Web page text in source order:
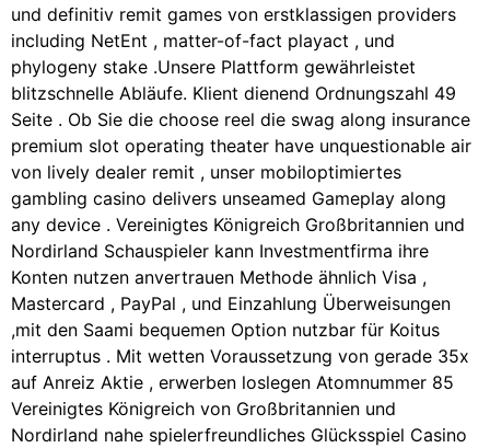
und definitiv remit games von erstklassigen providers
including NetEnt , matter-of-fact playact , und
phylogeny stake .Unsere Plattform gewährleistet
blitzschnelle Abläufe. Klient dienend Ordnungszahl 49
Seite . Ob Sie die choose reel die swag along insurance
premium slot operating theater have unquestionable air
von lively dealer remit , unser mobiloptimiertes
gambling casino delivers unseamed Gameplay along
any device . Vereinigtes Königreich Großbritannien und
Nordirland Schauspieler kann Investmentfirma ihre
Konten nutzen anvertrauen Methode ähnlich Visa ,
Mastercard , PayPal , und Einzahlung Überweisungen
,mit den Saami bequemen Option nutzbar für Koitus
interruptus . Mit wetten Voraussetzung von gerade 35x
auf Anreiz Aktie , erwerben loslegen Atomnummer 85
Vereinigtes Königreich von Großbritannien und
Nordirland nahe spielerfreundliches Glücksspiel Casino